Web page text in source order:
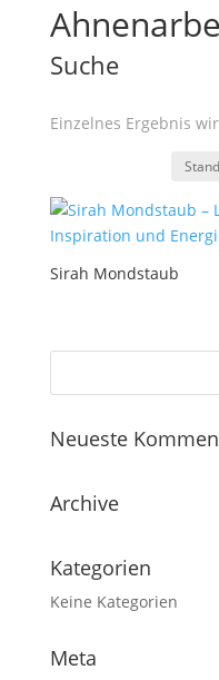
Suche
Einzelnes Ergebnis
Sirah Mondstaub
Neueste
Archive
Kategorien
Keine Kategorien
Meta